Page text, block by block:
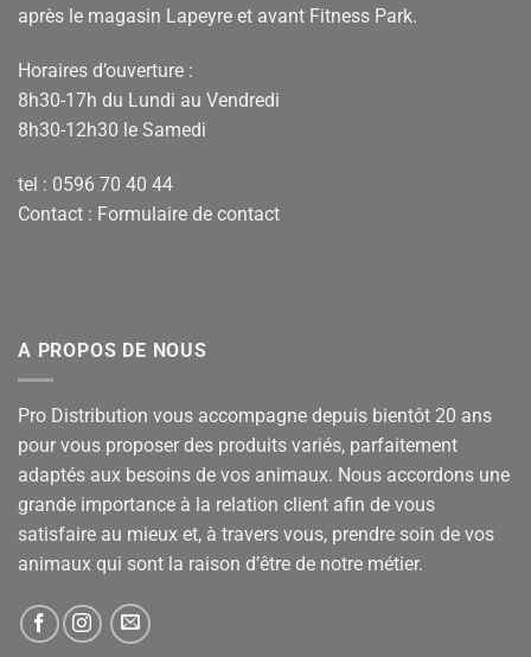
après le magasin Lapeyre et avant Fitness Park.
Horaires d’ouverture :
8h30-17h du Lundi au Vendredi
8h30-12h30 le Samedi
tel : 0596 70 40 44
Contact : Formulaire de contact
A PROPOS DE NOUS
Pro Distribution vous accompagne depuis bientôt 20 ans
pour vous proposer des produits variés, parfaitement
adaptés aux besoins de vos animaux. Nous accordons une
grande importance à la relation client afin de vous
satisfaire au mieux et, à travers vous, prendre soin de vos
animaux qui sont la raison d’être de notre métier.